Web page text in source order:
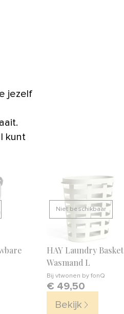
jezelf
kunt
Niet beschikbaar
HAY Laundry Basket
Wasmand L
Bij vtwonen by fonQ
€ 49,50
Bekijk